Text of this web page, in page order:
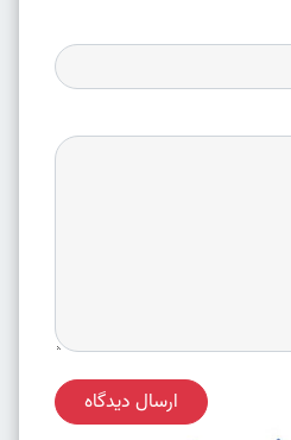
ارسال دیدگاه